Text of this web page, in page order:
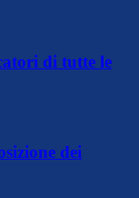
di tutte le
dei